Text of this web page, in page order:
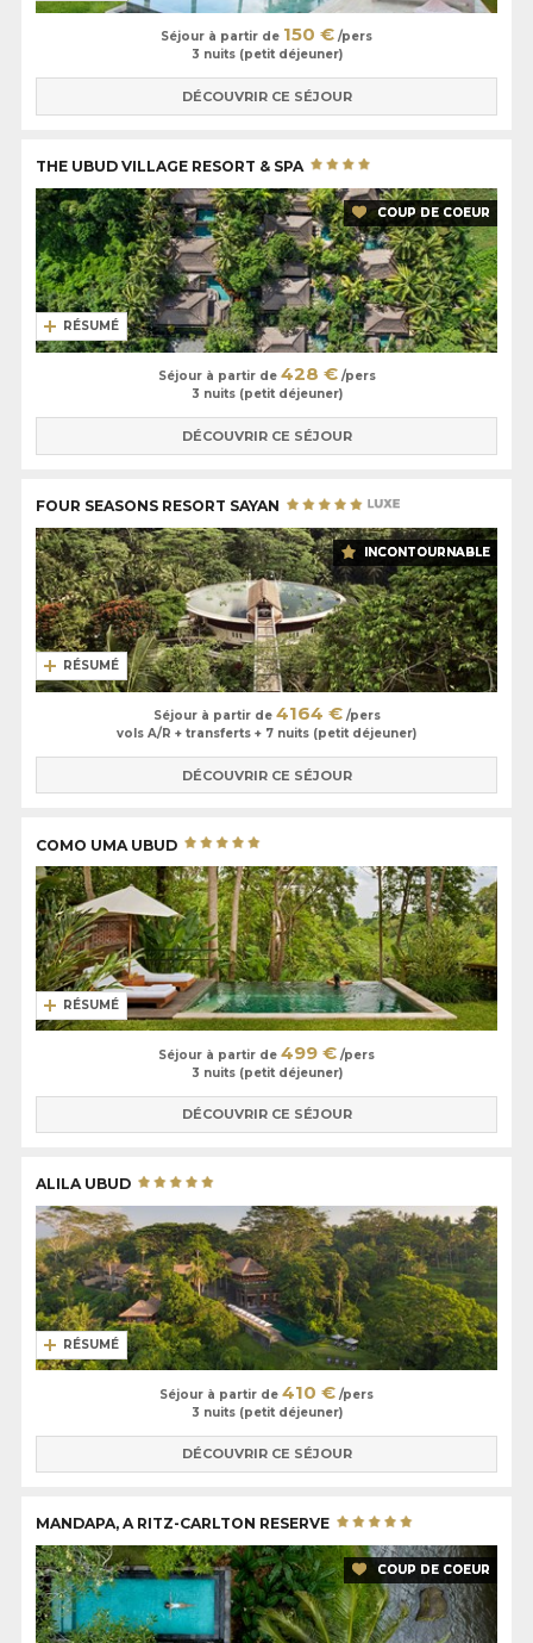
Séjour à partir de 150 € /pers
3 nuits (petit déjeuner)
DÉCOUVRIR CE SÉJOUR
THE UBUD VILLAGE RESORT & SPA
COUP DE COEUR
RÉSUMÉ
Séjour à partir de 428 €/pers
3 nuits (petit déjeuner)
DÉCOUVRIR CE SÉJOUR
FOUR SEASONS RESORT SAYAN
INCONTOURNABLE
RÉSUMÉ
Séjour à partir de 4164 €/pers
vols A/R + transferts + 7 nuits (petit déjeuner)
DÉCOUVRIR CE SÉJOUR
COMO UMA UBUD
RÉSUMÉ
Séjour à partir de 499 € /pers
3 nuits (petit déjeuner)
DÉCOUVRIR CE SÉJOUR
ALILA UBUD
RÉSUMÉ
Séjour à partir de 410 € /pers
3 nuits (petit déjeuner)
DÉCOUVRIR CE SÉJOUR
MANDAPA, A RITZ-CARLTON RESERVE
COUP DE COEUR